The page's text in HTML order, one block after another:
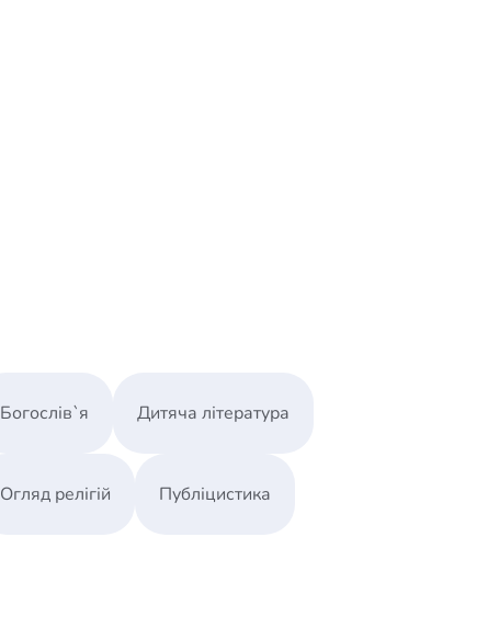
Богослів`я Дитяча література
Огляд релігій Публіцистика